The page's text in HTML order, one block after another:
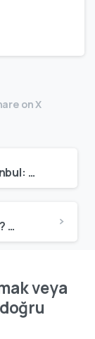
on X
İspanya Vize Randevu İstanbul: Yetkili BLS Merkezleri, Güncel Randevu Alma Adımları ve Kritik Uyarılar (2025)
İspanya Vize Reddi Neden Olur? 2025 Güncel Ret Gerekçeleri, İtiraz Süreci ve Yeniden Başvuru Stratejileri
veya